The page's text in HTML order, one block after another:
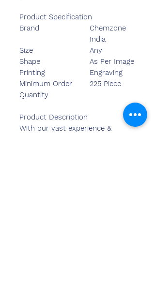
Product Specification
Brand
Chemzone
India
Size
Any
Shape
As Per Image
Printing
Engraving
Minimum Order
Quantity
225 Piece
Product Description
With our vast experience &